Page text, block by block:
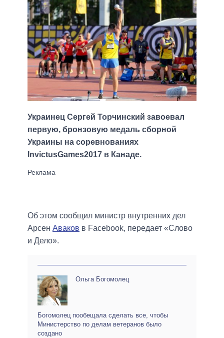
Украинец Сергей Торчинский завоевал
первую, бронзовую медаль сборной
Украины на соревнованиях
InvictusGames2017 в Канаде.
Об этом сообщил министр внутренних дел
Арсен Аваков в Facebook, передает «Слово
и Дело».
Ольга Богомолец
Богомолец пообещала сделать все, чтобы
Министерство по делам ветеранов было
создано